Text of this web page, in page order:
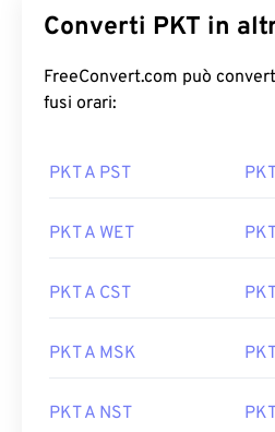
Converti PKT in
FreeConvert.com può
fusi orari:
PKT A PST
PKT A WET
PKT A CST
PKT A MSK
PKT A NST